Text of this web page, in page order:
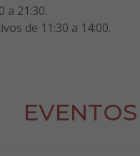
a 21:30.
de 11:30 a 14:00.